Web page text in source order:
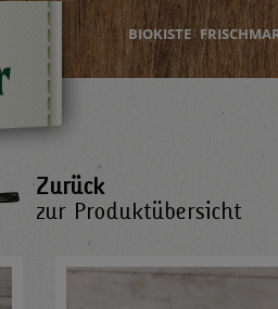
BIOKISTE
Zurück
zur Produktübersicht